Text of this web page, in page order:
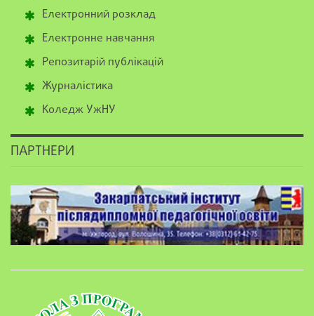
Електронний розклад
Електронне навчання
Репозитарій публікацій
Журналістика
Коледж УжНУ
ПАРТНЕРИ